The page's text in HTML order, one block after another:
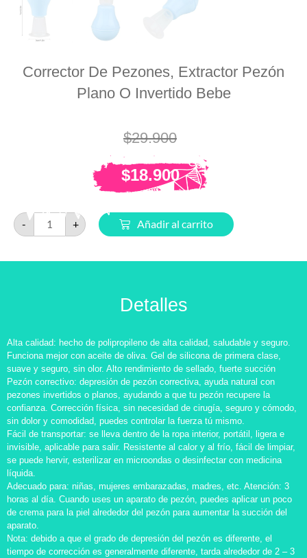
Corrector De Pezones, Extractor Pezón
Plano O Invertido Bebe
$29.900
$18.900
- + Añadir al carrito
Detalles
Alta calidad: hecho de polipropileno de alta calidad, saludable y seguro.
Funciona mejor con aceite de oliva. Gel de silicona de primera clase,
suave y seguro, sin olor. Alto rendimiento de sellado, fuerte succión
Pezón correctivo: depresión de pezón correctiva, ayuda natural con
pezones invertidos o planos, ayudando a que tu pezón recupere la
confianza. Corrección física, sin necesidad de cirugía, seguro y cómodo,
sin dolor y comodidad, puedes controlar la fuerza tú mismo.
Fácil de transportar: se lleva dentro de la ropa interior, portátil, ligera e
invisible, aplicable para salir. Resistente al calor y al frío, fácil de limpiar,
se puede hervir, esterilizar en microondas o desinfectar con medicina
líquida.
Adecuado para: niñas, mujeres embarazadas, madres, etc. Atención: 3
horas al día. Cuando uses un aparato de pezón, puedes aplicar un poco
de crema para la piel alrededor del pezón para aumentar la succión del
aparato.
Nota: debido a que el grado de depresión del pezón es diferente, el
tiempo de corrección es generalmente diferente, tarda alrededor de 2 – 3